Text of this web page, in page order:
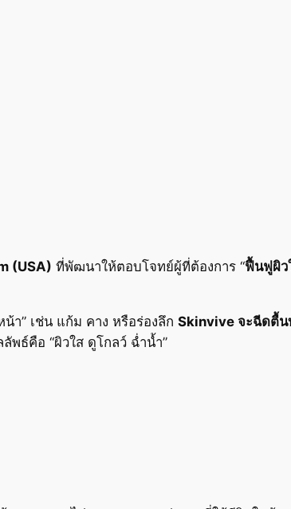
(USA) ที่พัฒนาให้ตอบโจทย์ผู้ที่ต้องการ “ฟื้นฟูผิว
า” เช่น แก้ม คาง หรือร่องลึก Skinvive จะฉีดตื้
พธ์คือ “ผิวใส ดูโกลว์ ฉ่ำน้ำ”